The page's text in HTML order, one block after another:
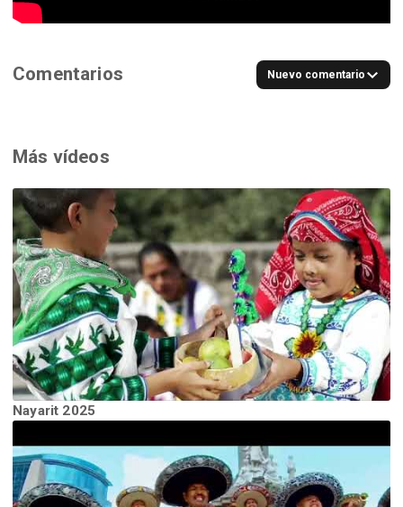
Más vídeos
Nayarit 2025
Comentarios Nuevo comentario